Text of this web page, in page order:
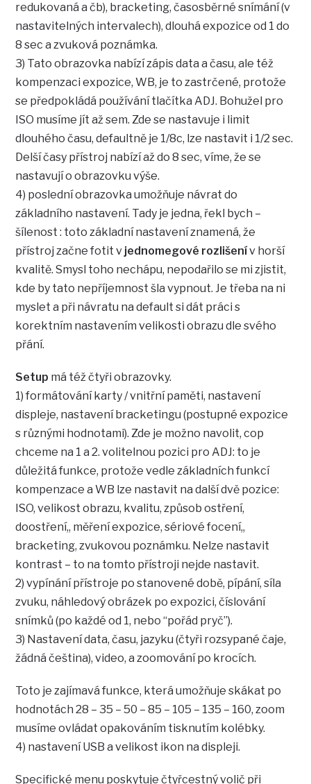
redukovaná a čb), bracketing, časosběrné snímání (v
nastavitelných intervalech), dlouhá expozice od 1 do
8 sec a zvuková poznámka.
3) Tato obrazovka nabízí zápis data a času, ale též
kompenzaci expozice, WB, je to zastrčené, protože
se předpokládá používání tlačítka ADJ. Bohužel pro
ISO musíme jít až sem. Zde se nastavuje i limit
dlouhého času, defaultně je 1/8c, lze nastavit i 1/2 sec.
Delší časy přístroj nabízí až do 8 sec, víme, že se
nastavují o obrazovku výše.
4) poslední obrazovka umožňuje návrat do
základního nastavení. Tady je jedna, řekl bych –
šílenost : toto základní nastavení znamená, že
přístroj začne fotit v jednomegové rozlišenív horší
kvalitě. Smysl toho nechápu, nepodařilo se mi zjistit,
kde by tato nepříjemnost šla vypnout. Je třeba na ni
myslet a při návratu na default si dát práci s
korektním nastavením velikosti obrazu dle svého
přání.
Setup má též čtyři obrazovky.
1) formátování karty / vnitřní paměti, nastavení
displeje, nastavení bracketingu (postupné expozice
s různými hodnotami). Zde je možno navolit, cop
chceme na 1 a 2. volitelnou pozici pro ADJ: to je
důležitá funkce, protože vedle základních funkcí
kompenzace a WB lze nastavit na další dvě pozice:
ISO, velikost obrazu, kvalitu, způsob ostření,
doostření,, měření expozice, sériové focení,,
bracketing, zvukovou poznámku. Nelze nastavit
kontrast – to na tomto přístroji nejde nastavit.
2) vypínání přístroje po stanovené době, pípání, síla
zvuku, náhledový obrázek po expozici, číslování
snímků (po každé od 1, nebo “pořád pryč”).
3) Nastavení data, času, jazyku (čtyři rozsypané čaje,
žádná čeština), video, a zoomování po krocích.
Toto je zajímavá funkce, která umožňuje skákat po
hodnotách 28 – 35 – 50 – 85 – 105 – 135 – 160, zoom
musíme ovládat opakováním tisknutím kolébky.
4) nastavení USB a velikost ikon na displeji.
Specifické menu poskytuje čtyřcestný volič při